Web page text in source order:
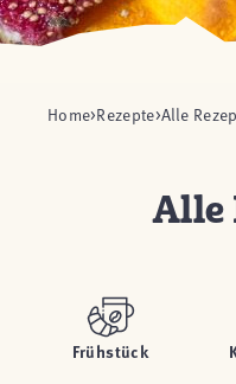
Home Rezepte Alle
Alle
Frühstück